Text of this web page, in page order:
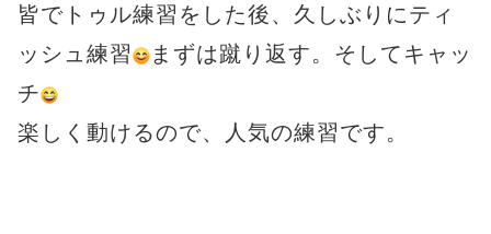
皆でトゥル練習をした後、久しぶりにティ
ッシュ練習
まずは蹴り返す。そしてキャッ
チ
楽しく動けるので、人気の練習です。